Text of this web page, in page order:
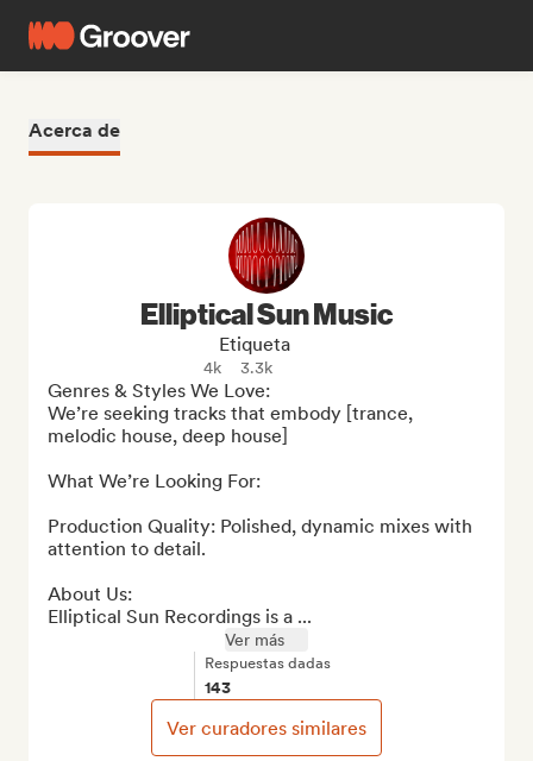
Acerca de
Elliptical Sun Music
Etiqueta
4k 3.3k
Genres & Styles We Love:
We’re seeking tracks that embody [trance,
melodic house, deep house]
What We’re Looking For:
Production Quality: Polished, dynamic mixes with
attention to detail.
About Us:
Elliptical Sun Recordings is a ...
Ver más
Respuestas dadas
143
Ver curadores similares